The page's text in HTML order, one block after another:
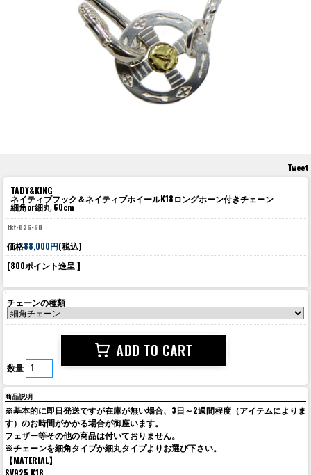
Tweet
TADY&KING
ネイティブフック＆ネイティブホイールK18ロングホーン付きチェーン
細角or細丸 60cm
tkf-036-60
価格88,000円(税込)
[800ポイント進呈 ]
チェーンの種類
数量
商品説明
※基本的に即日発送ですが在庫が無い場合、3日～2週間程度（アイテムによりま
す）のお時間がかかる場合が御座います。
フェザー等その他の商品は付いておりません。
※チェーンを細角タイプか細丸タイプよりお選び下さい。
【MATERIAL】
SV925 K18